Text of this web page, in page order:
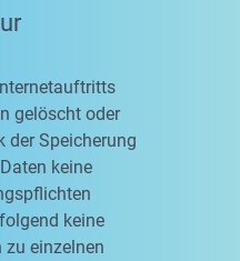
gelöscht oder
der Speicherung
keine
keine
zu einzelnen